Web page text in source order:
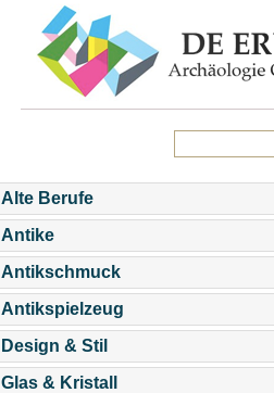
Alte Berufe
Antike
Antikschmuck
Antikspielzeug
Design & Stil
Glas & Kristall